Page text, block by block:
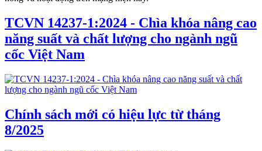
TCVN 14237-1:2024 - Chìa khóa nâng cao
năng suất và chất lượng cho ngành ngũ
cốc Việt Nam
Chính sách mới có hiệu lực từ tháng
8/2025